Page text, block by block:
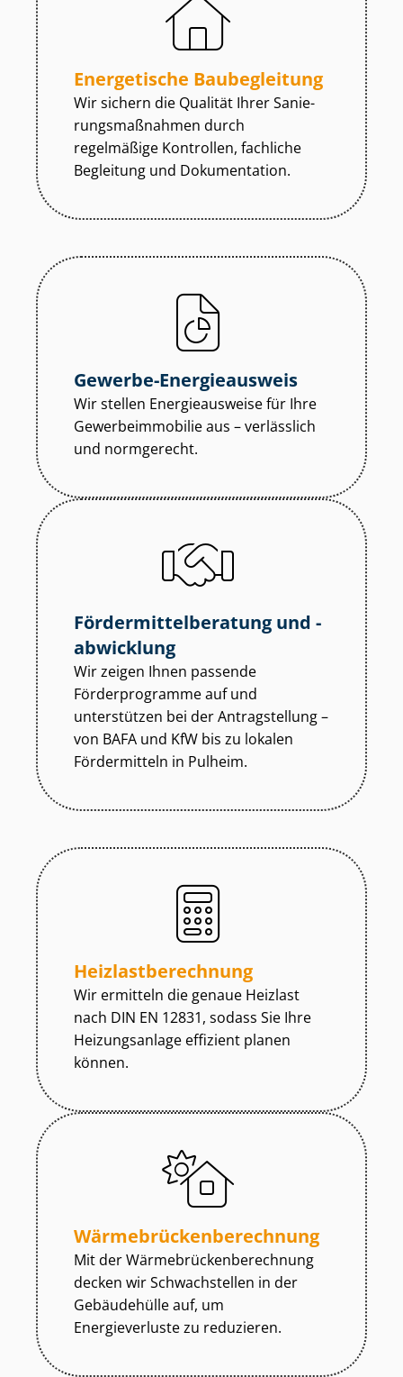
Energetische Baubegleitung
Wir sichern die Qualität Ihrer Sa­nie­
rungs­maß­nah­men durch
regelmäßige Kontrollen, fachliche
Begleitung und Dokumentation.
Gewerbe-Energieausweis
Wir stellen Energieausweise für Ihre
Ge­wer­be­im­mo­bi­lie aus – verlässlich
und normgerecht.
För­der­mit­tel­be­ra­tung und -
abwicklung
Wir zeigen Ihnen passende
Förderprogramme auf und
unterstützen bei der Antragstellung –
von BAFA und KfW bis zu lokalen
Fördermitteln in Pulheim.
Heiz­last­be­rech­nung
Wir ermitteln die genaue Heizlast
nach DIN EN 12831, sodass Sie Ihre
Heizungsanlage effizient planen
können.
Wär­me­brü­cken­be­rech­nung
Mit der Wär­me­brü­cken­be­rech­nung
decken wir Schwachstellen in der
Gebäudehülle auf, um
Energieverluste zu reduzieren.